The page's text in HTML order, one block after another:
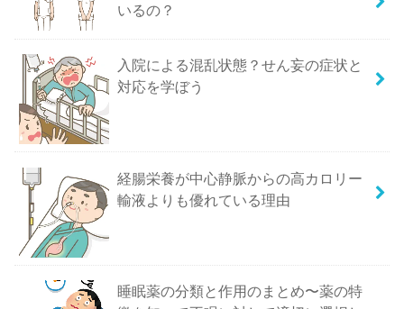
いるの？
入院による混乱状態？せん妄の症状と
対応を学ぼう
経腸栄養が中心静脈からの高カロリー
輸液よりも優れている理由
睡眠薬の分類と作用のまとめ〜薬の特